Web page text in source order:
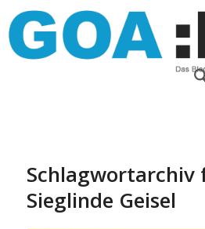
Schlagwortarchiv
Sieglinde Geisel